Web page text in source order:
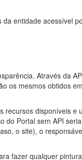
entidade acessível
Através da
os mesmos obtidos
disponíveis e
Portal sem API
o site), o
fazer qualquer